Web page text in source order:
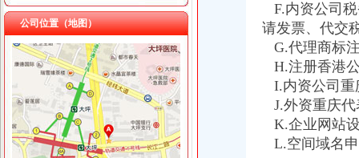
重庆臣夫商贸有限公司 （执照专让）
重庆卿倾商贸有限责任公司 渝江100万 （工商注册）
重庆国洪体育设施有限公司
重庆星竣贸易有限责任公司 渝中100万 （进出口权）
重庆海谛升进出口贸易有限公司 渝北100万 （进出口权）
重庆奕欣锦诚商贸有限公司 渝九50万 （工商注册）
重庆信同广告有限公司 渝沙50万 （工商注册）
重庆三虹房地产营销策划有限公司
重庆宝鹰汽车销售有限公司
公司位置（地图）
进出口申请条件
工厂想申请进出口经营权的条件？？-出口交流-福步外贸论坛（FOB
申请上海进出口经营权的条件、流程及所需材料有哪些？-红枫财务
深圳进出口权申请具备条件说明-中介代理
广州进出口贸易公司申请条件、进出口权办理-广州58同城
鑫南财务--进出口经营权申请的必要和申请条件_【公司注册服务】
2016年无锡代办进出口经营权办理流程和申请条件-中介代理
F.内资公司
请发票、代交
G.代理商标
H.注册香港
I.内资公司重
J.外资重庆代
K.企业网站
L.空间域名